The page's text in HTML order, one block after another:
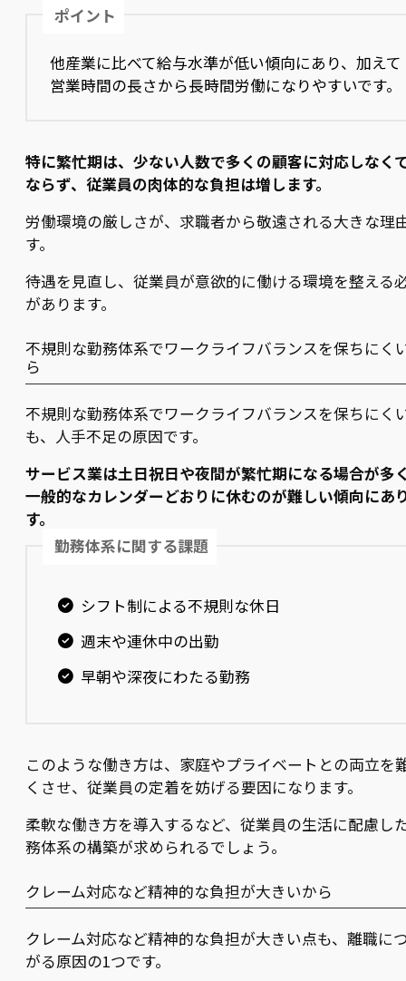
ポイント
他産業に比べて給与水準が低い傾向にあり、加えて
営業時間の長さから長時間労働になりやすいです。
特に繁忙期は、少ない人数で多くの顧客に対応しなく
ならず、従業員の肉体的な負担は増します。
労働環境の厳しさが、求職者から敬遠される大きな理
す。
待遇を見直し、従業員が意欲的に働ける環境を整える
があります。
不規則な勤務体系でワークライフバランスを保ちにく
ら
不規則な勤務体系でワークライフバランスを保ちにく
も、人手不足の原因です。
サービス業は土日祝日や夜間が繁忙期になる場合が多
一般的なカレンダーどおりに休むのが難しい傾向にあ
す。
勤務体系に関する課題
シフト制による不規則な休日
週末や連休中の出勤
早朝や深夜にわたる勤務
このような働き方は、家庭やプライベートとの両立を
くさせ、従業員の定着を妨げる要因になります。
柔軟な働き方を導入するなど、従業員の生活に配慮し
務体系の構築が求められるでしょう。
クレーム対応など精神的な負担が大きいから
クレーム対応など精神的な負担が大きい点も、離職に
がる原因の1つです。